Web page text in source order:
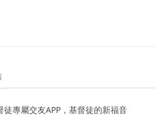
徒專屬交友APP，基督徒的新福音